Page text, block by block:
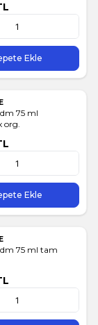
Ekle
75 ml
org.
Ekle
dm 75 ml tam